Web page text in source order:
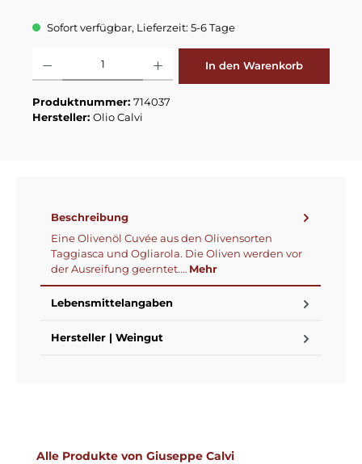
Sofort verfügbar, Lieferzeit: 5-6 Tage
In den Warenkorb
Produktnummer: 714037
Hersteller: Olio Calvi
Beschreibung
Eine Olivenöl Cuvée aus den Olivensorten
Taggiasca und Ogliarola. Die Oliven werden vor
der Ausreifung geerntet.… Mehr
Lebensmittelangaben
Hersteller | Weingut
Produktgalerie überspringen
Alle Produkte von Giuseppe Calvi